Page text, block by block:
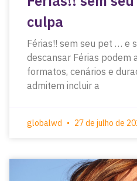
culpa
Férias!! sem seu pet … e
descansar Férias podem
formatos, cenários e
admitem incluir a
globalwd 27 de julho de